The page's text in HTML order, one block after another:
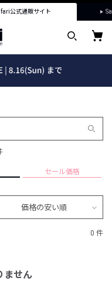
公式通販サイト
セール価格
価格の安い順
0 件
ません